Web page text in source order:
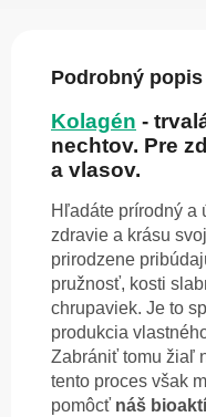
Podrobný popis
Kolagén -
nechtov. Pre
a vlasov.
Hľadáte prírodný a
zdravie a krásu
prirodzene
pružnosť, kosti
chrupaviek. Je to
produkcia
Zabrániť tomu žiaľ
tento proces však
pomôcť náš